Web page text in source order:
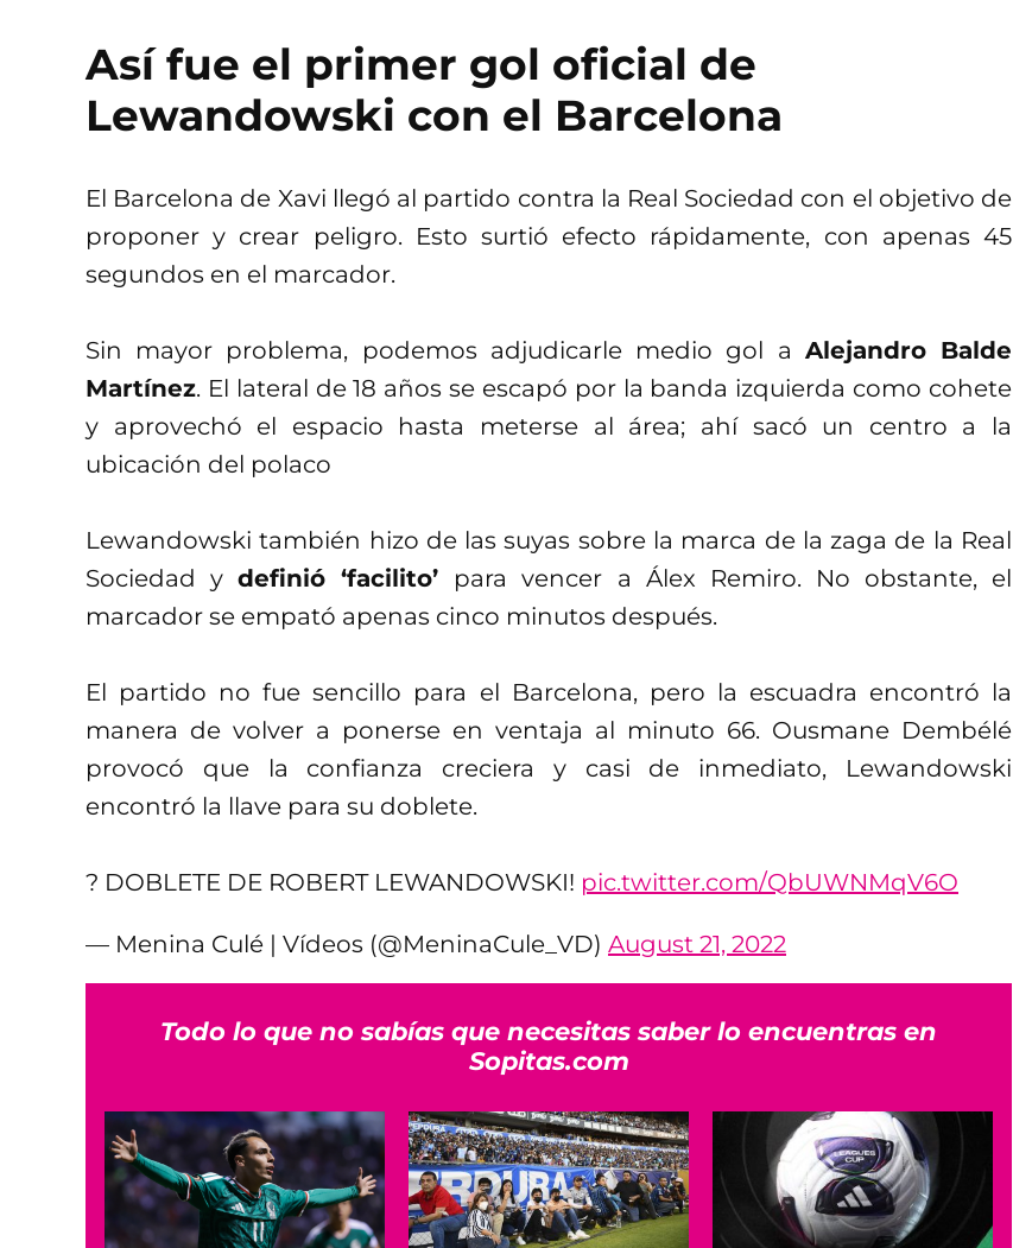
Así fue el primer gol oficial de
Lewandowski con el Barcelona
El Barcelona de Xavi llegó al partido contra la Real Sociedad con el objetivo de
proponer y crear peligro. Esto surtió efecto rápidamente, con apenas 45
segundos en el marcador.
Sin mayor problema, podemos adjudicarle medio gol a Alejandro Balde
Martínez. El lateral de 18 años se escapó por la banda izquierda como cohete
y aprovechó el espacio hasta meterse al área; ahí sacó un centro a la
ubicación del polaco
Lewandowski también hizo de las suyas sobre la marca de la zaga de la Real
Sociedad ydefinió ‘facilito’ para vencer a Álex Remiro. No obstante, el
marcador se empató apenas cinco minutos después.
El partido no fue sencillo para el Barcelona, pero la escuadra encontró la
manera de volver a ponerse en ventaja al minuto 66. Ousmane Dembélé
provocó que la confianza creciera y casi de inmediato, Lewandowski
encontró la llave para su doblete.
? DOBLETE DE ROBERT LEWANDOWSKI! pic.twitter.com/QbUWNMqV6O
— Menina Culé | Vídeos (@MeninaCule_VD) August 21, 2022
Todo lo que no sabías que necesitas saber lo encuentras en
Sopitas.com